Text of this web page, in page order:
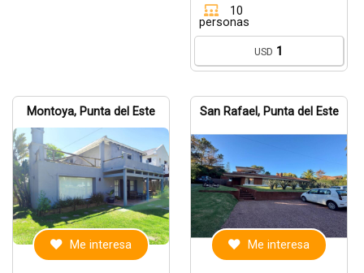
10
personas
USD 1
Montoya, Punta del Este
Me interesa
San Rafael, Punta del Este
Me interesa